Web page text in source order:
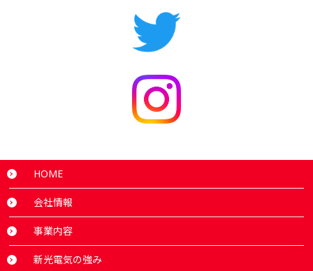
HOME
会社情報
事業内容
新光電気の強み